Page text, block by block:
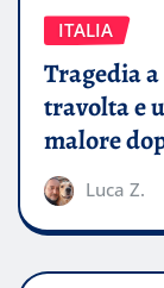
ITALIA
Tragedia
travolta e
malore
Luca Z.